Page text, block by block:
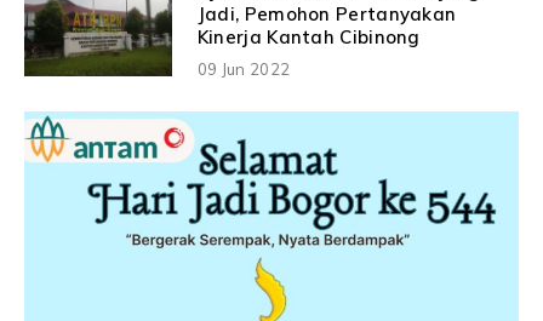
Jadi, Pemohon Pertanyakan
Kinerja Kantah Cibinong
09 Jun 2022